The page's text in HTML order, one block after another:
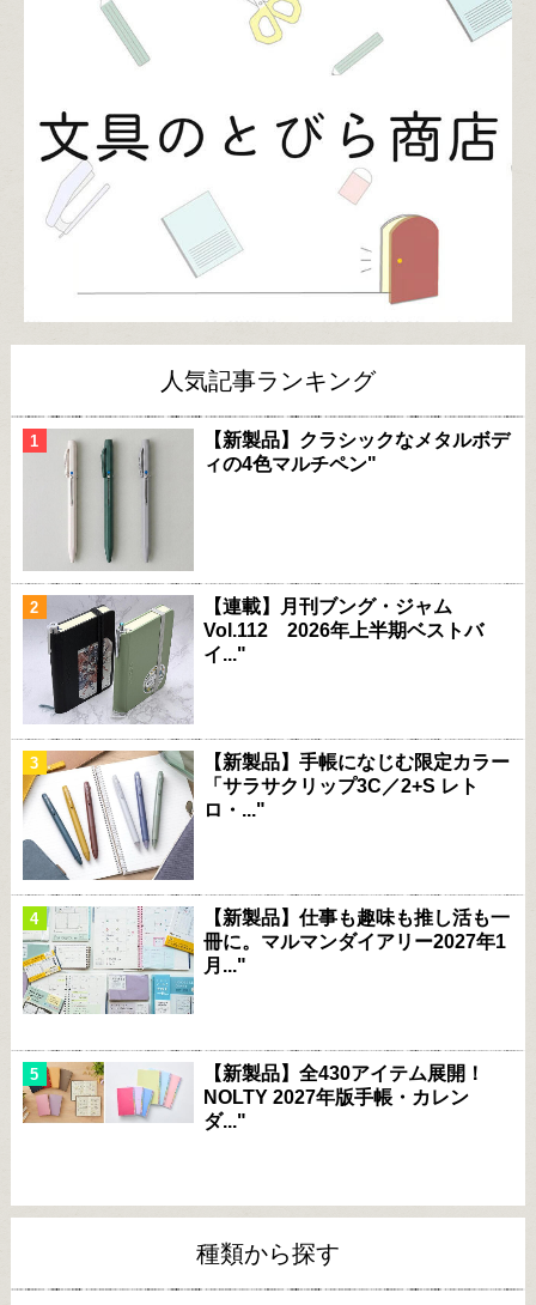
人気記事ランキング
【新製品】クラシックなメタルボデ
ィの4色マルチペン"
【連載】月刊ブング・ジャム
Vol.112 2026年上半期ベストバ
イ..."
【新製品】手帳になじむ限定カラー
「サラサクリップ3C／2+S レト
ロ・..."
【新製品】仕事も趣味も推し活も一
冊に。マルマンダイアリー2027年1
月..."
【新製品】全430アイテム展開！
NOLTY 2027年版手帳・カレン
ダ..."
種類から探す